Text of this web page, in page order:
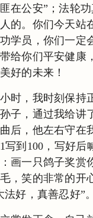
在公安”；法轮
的。你们今天站
学员，你们一定
给你们平安健康
好的未来！
时，我时刻保持
子，通过我给讲
后，他左右守在
写到100，写好后
画一只鸽子奖赏
，笑的非常的开
好，真善忍好”。